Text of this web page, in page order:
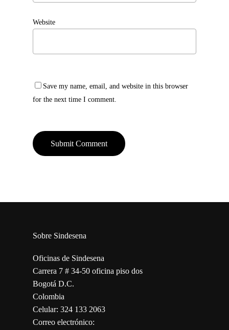
Website
Save my name, email, and website in this browser
for the next time I comment.
Sobre Sindesena
Oficinas de Sindesena
Carrera 7 # 34-50 oficina piso dos
Bogotá D.C.
Colombia
Celular: 324 133 2063
Correo electrónico: